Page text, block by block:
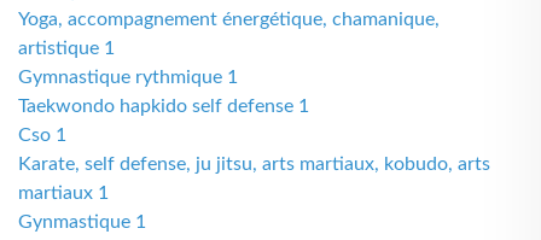
Yoga, accompagnement énergétique, chamanique,
artistique 1
Gymnastique rythmique 1
Taekwondo hapkido self defense 1
Cso 1
Karate, self defense, ju jitsu, arts martiaux, kobudo, arts
martiaux 1
Gynmastique 1